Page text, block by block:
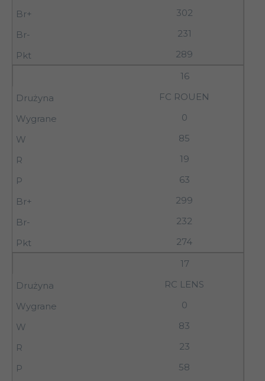
302
231
289
16
FC ROUEN
0
85
19
63
299
232
274
17
RC LENS
0
83
23
58